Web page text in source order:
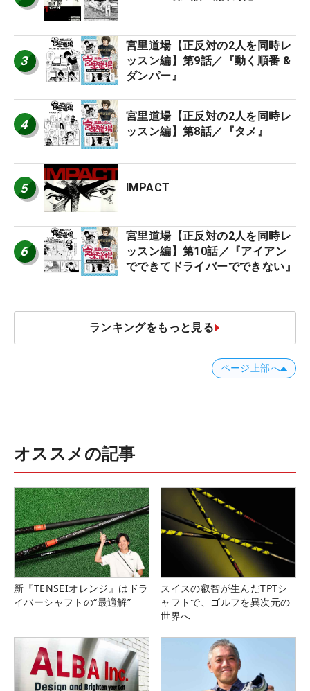
3
宮里道場【正反対の2人を同時レ
ッスン編】第9話／『動く順番 &
ダンパー』
4
宮里道場【正反対の2人を同時レ
ッスン編】第8話／『タメ』
5 IMPACT
6
宮里道場【正反対の2人を同時レ
ッスン編】第10話／『アイアン
でできてドライバーでできない』
ランキングをもっと見る
ページ上部へ
オススメの記事
新『TENSEIオレンジ』はドラ
イバーシャフトの“最適解”
スイスの叡智が生んだTPTシ
ャフトで、ゴルフを異次元の
世界へ